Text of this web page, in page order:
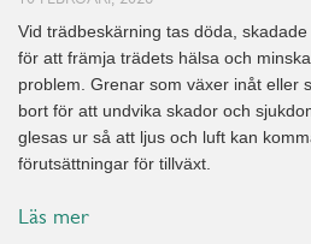
Vid trädbeskärning tas döda,
för att främja trädets hälsa och
problem. Grenar som växer inåt eller
bort för att undvika skador och
glesas ur så att ljus och luft kan
förutsättningar för tillväxt.
Läs mer